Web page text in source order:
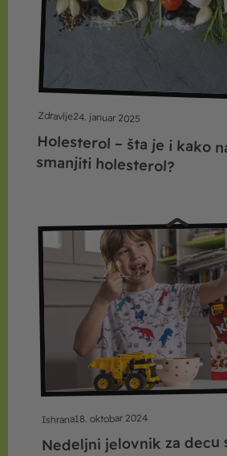
Zdravlje24. januar 2025
Holesterol – šta je i kako
smanjiti holesterol?
Ishrana18. oktobar 2024
Nedeljni jelovnik za decu